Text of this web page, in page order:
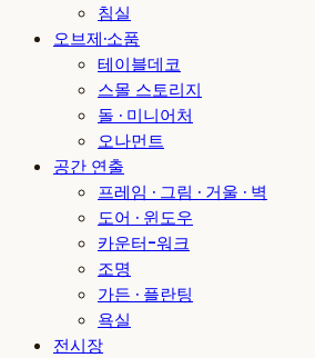
침실
오브제·소품
테이블데코
스몰 스토리지
돌 · 미니어처
오나먼트
공간 연출
프레임 · 그림 · 거울 · 벽
도어 · 윈도우
카운터-워크
조명
가든 · 플란팅
욕실
전시장